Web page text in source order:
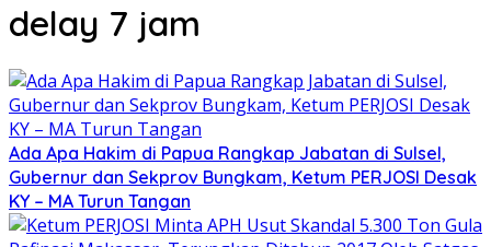
delay 7 jam
Ada Apa Hakim di Papua Rangkap Jabatan di Sulsel,
Gubernur dan Sekprov Bungkam, Ketum PERJOSI Desak
KY – MA Turun Tangan